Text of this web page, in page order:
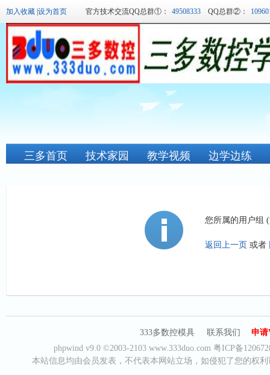
加入收藏 设为首页 官方技术交流QQ总群①： 49508333 QQ总群②：
三多首页 技术家园 教学视频 边学边练
您所属的用户组
返回上一页 或者
333多数控模具 联系我们
申请
phpwind v9.0©2003-2103 www.333duo.com 粤ICP备
本站信息均由会员发表，不代表本网站立场，如侵犯了您的权